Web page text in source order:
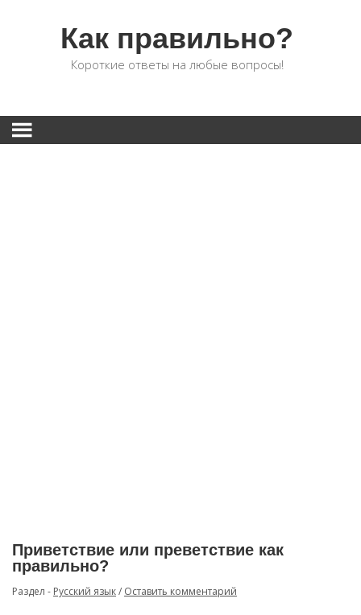
Как правильно?
Короткие ответы на любые вопросы!
Приветствие или преветствие как
правильно?
Раздел - Русский язык/ Оставить комментарий